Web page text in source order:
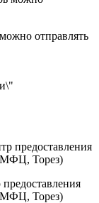
отправлять
Торез)